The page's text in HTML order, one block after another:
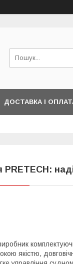
ДОСТАВКА І
PRETECH:
якістю,